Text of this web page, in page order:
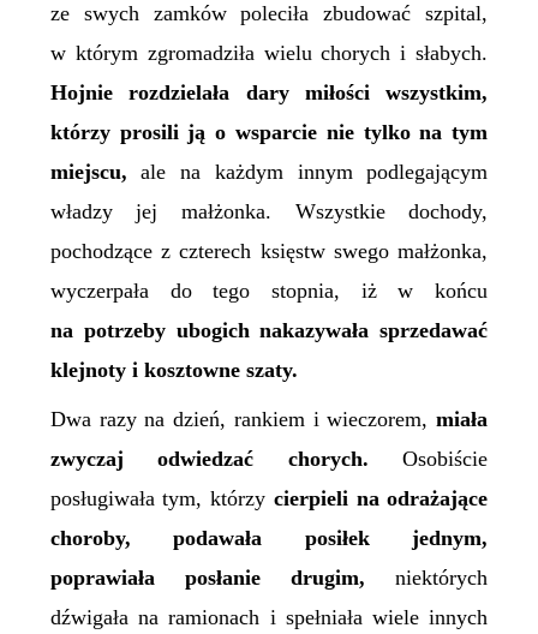
ze swych zamków poleciła zbudować szpital,
w którym zgromadziła wielu chorych i słabych.
Hojnie rozdzielała dary miłości wszystkim,
którzy prosili ją o wsparcie nie tylko na tym
miejscu, ale na każdym innym podlegającym
władzy jej małżonka. Wszystkie dochody,
pochodzące z czterech księstw swego małżonka,
wyczerpała do tego stopnia, iż w końcu
na potrzeby ubogich nakazywała sprzedawać
klejnoty i kosztowne szaty.
Dwa razy na dzień, rankiem i wieczorem,miała
zwyczaj odwiedzać chorych. Osobiście
posługiwała tym, którzy cierpieli na odrażające
choroby, podawała posiłek jednym,
poprawiała posłanie drugim, niektórych
dźwigała na ramionach i spełniała wiele innych